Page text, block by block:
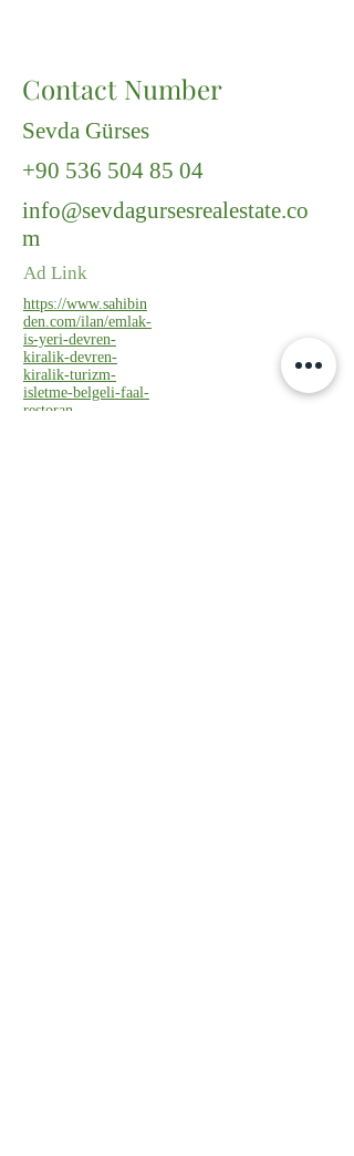
Contact Number
Sevda Gürses
+90 536 504 85 04
info@sevdagursesrealestate.co
m
Ad Link
https://www.sahibin
den.com/ilan/emlak-
is-yeri-devren-
kiralik-devren-
kiralik-turizm-
isletme-belgeli-faal-
restoran-